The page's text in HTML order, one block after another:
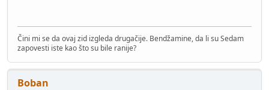
Čini mi se da ovaj zid izgleda drugačije. Bendžamine, da li su Sedam
zapovesti iste kao što su bile ranije?
Boban